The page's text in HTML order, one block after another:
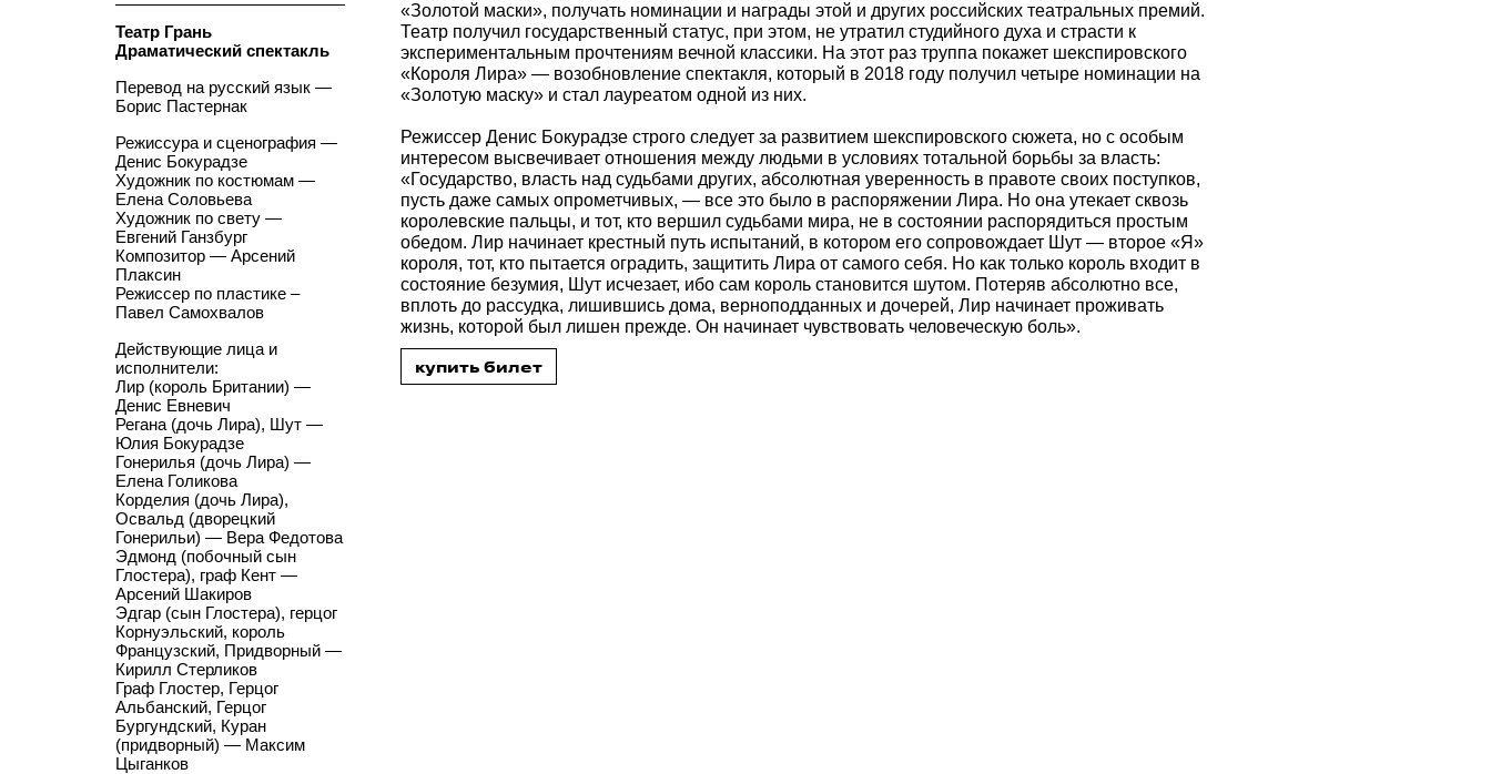
Театр Грань
Драматический спектакль
Перевод на русский язык —
Борис Пастернак
Режиссура и сценография —
Денис Бокурадзе
Художник по костюмам —
Елена Соловьева
Художник по свету —
Евгений Ганзбург
Композитор — Арсений
Плаксин
Режиссер по пластике –
Павел Самохвалов
Действующие лица и
исполнители:
Лир (король Британии) —
Денис Евневич
Регана (дочь Лира), Шут —
Юлия Бокурадзе
Гонерилья (дочь Лира) —
Елена Голикова
Корделия (дочь Лира),
Освальд (дворецкий
Гонерильи) — Вера Федотова
Эдмонд (побочный сын
Глостера), граф Кент —
Арсений Шакиров
Эдгар (сын Глостера), герцог
Корнуэльский, король
Французский, Придворный —
Кирилл Стерликов
Граф Глостер, Герцог
Альбанский, Герцог
Бургундский, Куран
(придворный) — Максим
Цыганков
«Золотой маски», получать номинации и награды этой и других российских театральных премий.
Театр получил государственный статус, при этом, не утратил студийного духа и страсти к
экспериментальным прочтениям вечной классики. На этот раз труппа покажет шекспировского
«Короля Лира» — возобновление спектакля, который в 2018 году получил четыре номинации на
«Золотую маску» и стал лауреатом одной из них.
Режиссер Денис Бокурадзе строго следует за развитием шекспировского сюжета, но с особым
интересом высвечивает отношения между людьми в условиях тотальной борьбы за власть:
«Государство, власть над судьбами других, абсолютная уверенность в правоте своих поступков,
пусть даже самых опрометчивых, — все это было в распоряжении Лира. Но она утекает сквозь
королевские пальцы, и тот, кто вершил судьбами мира, не в состоянии распорядиться простым
обедом. Лир начинает крестный путь испытаний, в котором его сопровождает Шут — второе «Я»
короля, тот, кто пытается оградить, защитить Лира от самого себя. Но как только король входит в
состояние безумия, Шут исчезает, ибо сам король становится шутом. Потеряв абсолютно все,
вплоть до рассудка, лишившись дома, верноподданных и дочерей, Лир начинает проживать
жизнь, которой был лишен прежде. Он начинает чувствовать человеческую боль».
купить билет